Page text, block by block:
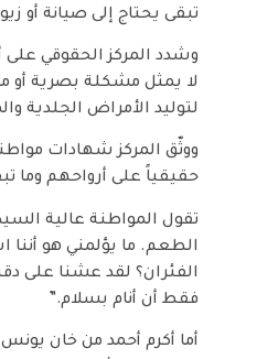
تبقى يحتاج إلى صيانة أو
وشدد المركز الحقوقي على
لا يمثل مشكلة بصرية أو
لتوليد الأمراض الجلدية
ووثّق المركز شهادات
حقيقياً على أرواحهم وما
الطعم. ما يؤلمني هو أننا
الفئران؟ لقد عشنا على
فقط أن أنام بسلام.”
أما أكرم أحمد من خان